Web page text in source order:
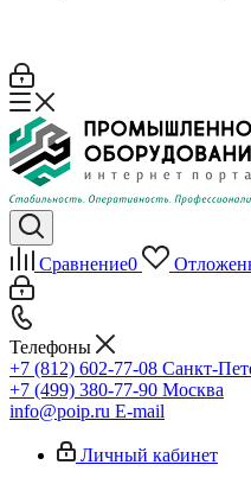
Сравнение0
Телефоны
+7 (812) 602-77-08 Санкт-
+7 (499) 380-77-90 Москва
info@poip.ru E-mail
Личный кабинет